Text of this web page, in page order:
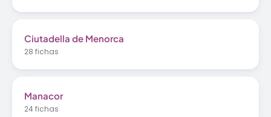
Ciutadella de Menorca
28 fichas
Manacor
24 fichas